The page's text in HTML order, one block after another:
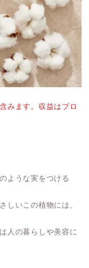
みます。収益はブロ
ような実をつける
しいこの植物には、
人の暮らしや美容に